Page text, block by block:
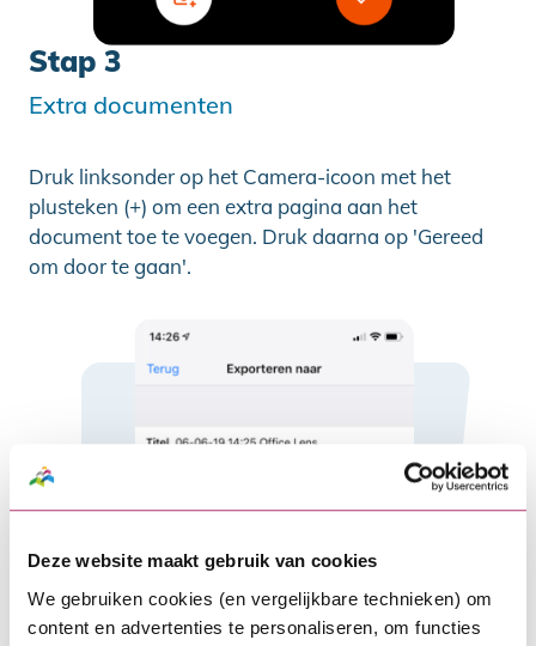
Deze website maakt gebruik van cookies
We gebruiken cookies (en vergelijkbare technieken) om
content en advertenties te personaliseren, om functies
Stap 3
Extra documenten
Druk linksonder op het Camera-icoon met het
plusteken (+) om een extra pagina aan het
document toe te voegen. Druk daarna op 'Gereed
om door te gaan'.